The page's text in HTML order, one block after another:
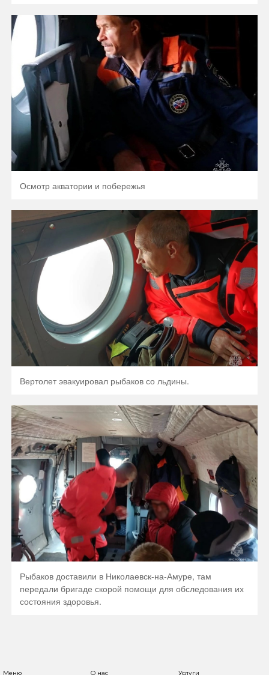
Осмотр акватории и побережья
Вертолет эвакуировал рыбаков со льдины.
Рыбаков доставили в Николаевск-на-Амуре, там
передали бригаде скорой помощи для обследования их
состояния здоровья.
Меню О нас Услуги